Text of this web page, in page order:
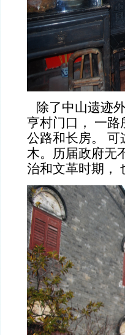
除了中山遗迹
亨村门口， 一路
公路和长房。 可
木。历届政府无
治和文革时期，